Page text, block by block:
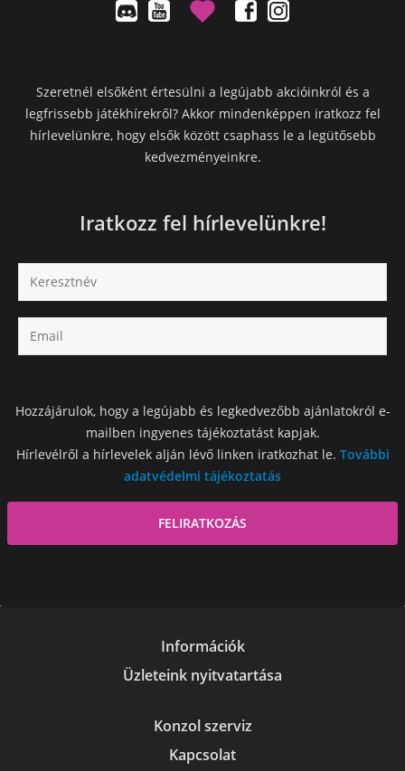
Szeretnél elsőként értesülni a legújabb akcióinkról és a
legfrissebb játékhírekről? Akkor mindenképpen iratkozz fel
hírlevelünkre, hogy elsők között csaphass le a legütősebb
kedvezményeinkre.
Iratkozz fel hírlevelünkre!
Hozzájárulok, hogy a legújabb és legkedvezőbb ajánlatokról e-
mailben ingyenes tájékoztatást kapjak.
Hírlevélről a hírlevelek alján lévő linken iratkozhat le. További
adatvédelmi tájékoztatás
Információk
Üzleteink nyitvatartása
Konzol szerviz
Kapcsolat